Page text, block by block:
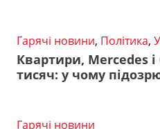
Гарячі новини, Політика,
Квартири, Mercedes
тисяч: у чому
Гарячі новини